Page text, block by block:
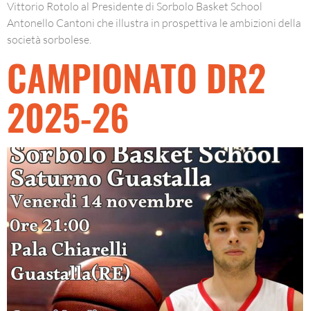
Vittorio Rotolo al Presidente di Sorbolo Basket School
Antonello Cantoni che illustra in prospettiva le ambizioni della
società sorbolese.
CAMPIONATO DR2
2025-26